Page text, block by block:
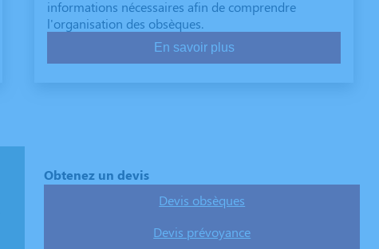
informations nécessaires afin de comprendre
l'organisation des obsèques.
En savoir plus
Obtenez un devis
Devis obsèques
Devis prévoyance